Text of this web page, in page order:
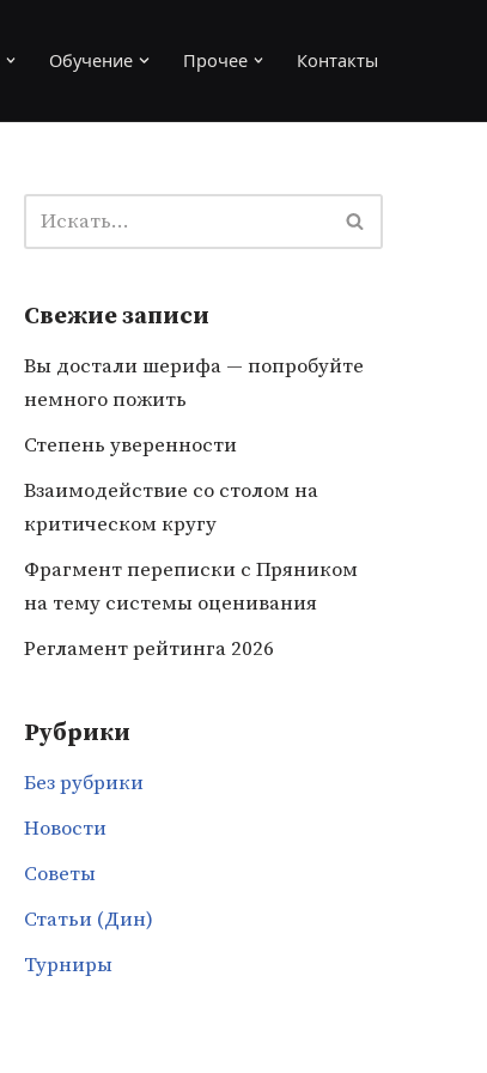
Обучение Прочее Контакты
Свежие записи
Вы достали шерифа — попробуйте
немного пожить
Степень уверенности
Взаимодействие со столом на
критическом кругу
Фрагмент переписки с Пряником
на тему системы оценивания
Регламент рейтинга 2026
Рубрики
Без рубрики
Новости
Советы
Статьи (Дин)
Турниры